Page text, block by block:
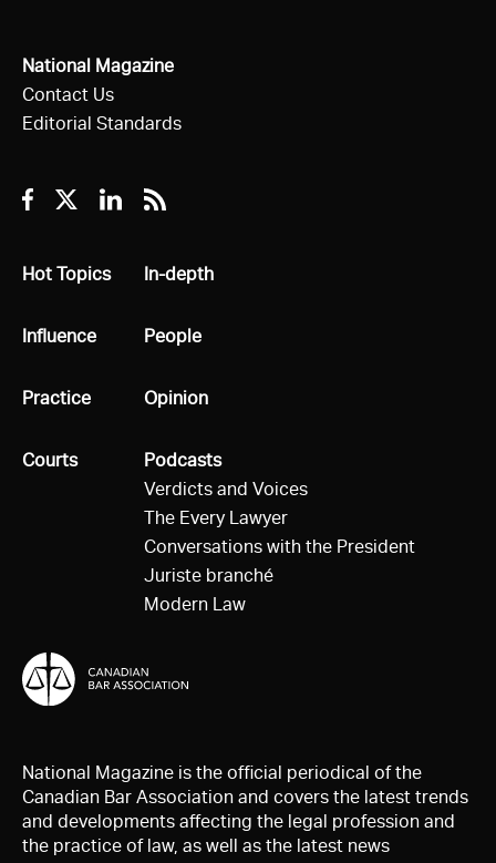
National Magazine
Contact Us
Editorial Standards
Facebook
TwitterLinkedin
RSS
All
Hot Topics
All
Influence
All
Practice
All
Courts
All
In-depth
All
People
All
Opinion
All
Podcasts
Verdicts and Voices
The Every Lawyer
Conversations with the President
Juriste branché
Modern Law
National Magazine is the official periodical of the
Canadian Bar Association and covers the latest trends
and developments affecting the legal profession and
the practice of law, as well as the latest news